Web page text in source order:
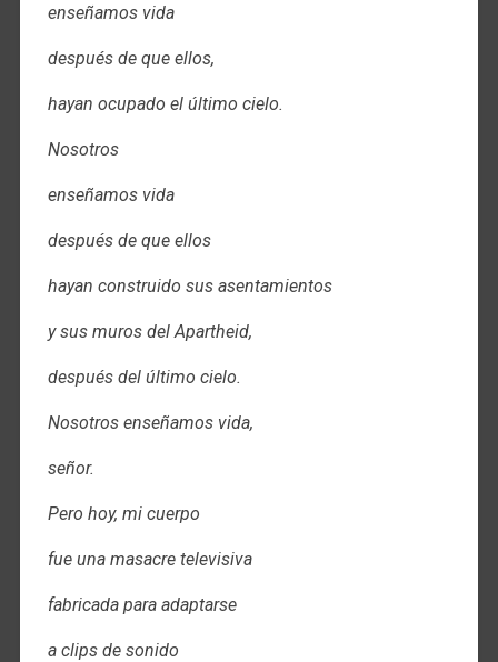
enseñamos vida
después de que ellos,
hayan ocupado el último cielo.
Nosotros
enseñamos vida
después de que ellos
hayan construido sus asentamientos
y sus muros del Apartheid,
después del último cielo.
Nosotros enseñamos vida,
señor.
Pero hoy, mi cuerpo
fue una masacre televisiva
fabricada para adaptarse
a clips de sonido